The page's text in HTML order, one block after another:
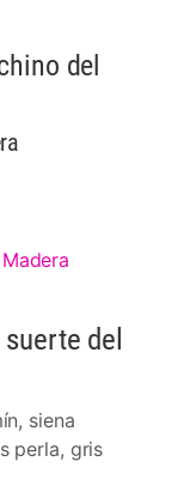
del
del
siena
perla, gris